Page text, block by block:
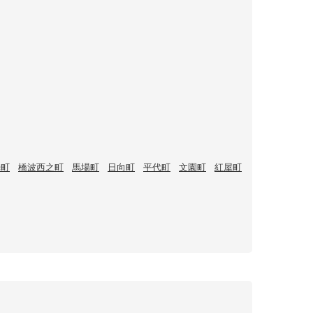
橋波西之町 馬場町 日向町 平代町 文園町 紅屋町